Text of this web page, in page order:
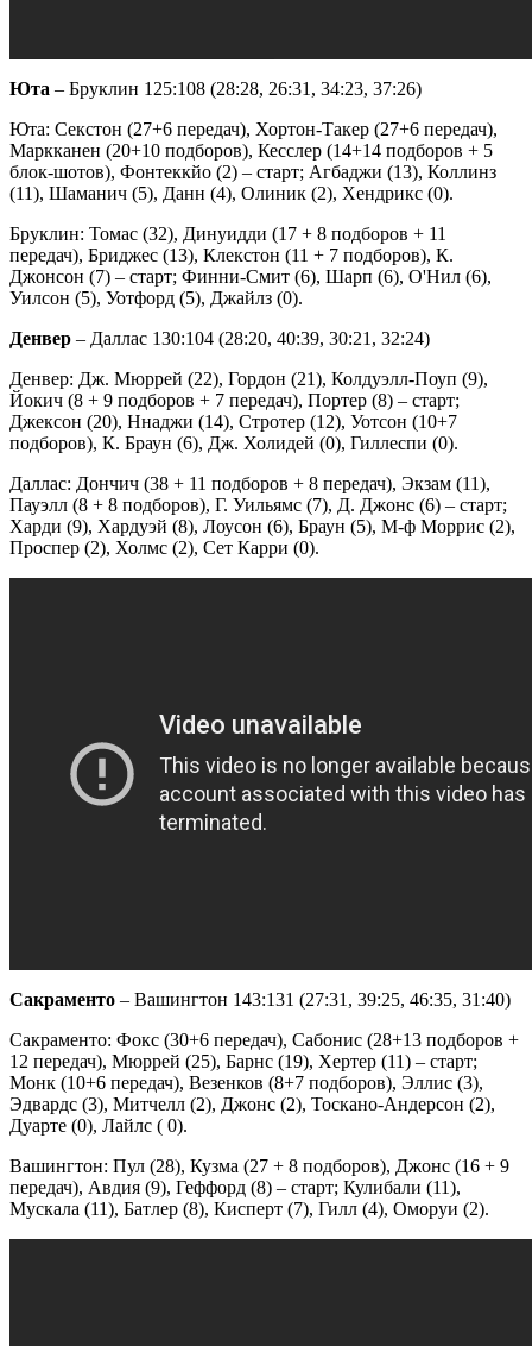
Юта – Бруклин 125:108 (28:28, 26:31, 34:23, 37:26)
Юта: Секстон (27+6 передач), Хортон-Такер (27+6 передач),
Маркканен (20+10 подборов), Кесслер (14+14 подборов + 5
блок-шотов), Фонтеккйо (2) – старт; Агбаджи (13), Коллинз
(11), Шаманич (5), Данн (4), Олиник (2), Хендрикс (0).
Бруклин: Томас (32), Динуидди (17 + 8 подборов + 11
передач), Бриджес (13), Клекстон (11 + 7 подборов), К.
Джонсон (7) – старт; Финни-Смит (6), Шарп (6), О'Нил (6),
Уилсон (5), Уотфорд (5), Джайлз (0).
Денвер – Даллас 130:104 (28:20, 40:39, 30:21, 32:24)
Денвер: Дж. Мюррей (22), Гордон (21), Колдуэлл-Поуп (9),
Йокич (8 + 9 подборов + 7 передач), Портер (8) – старт;
Джексон (20), Ннаджи (14), Стротер (12), Уотсон (10+7
подборов), К. Браун (6), Дж. Холидей (0), Гиллеспи (0).
Даллас: Дончич (38 + 11 подборов + 8 передач), Экзам (11),
Пауэлл (8 + 8 подборов), Г. Уильямс (7), Д. Джонс (6) – старт;
Харди (9), Хардуэй (8), Лоусон (6), Браун (5), М-ф Моррис (2),
Проспер (2), Холмс (2), Сет Карри (0).
Сакраменто – Вашингтон 143:131 (27:31, 39:25, 46:35, 31:40)
Сакраменто: Фокс (30+6 передач), Сабонис (28+13 подборов +
12 передач), Мюррей (25), Барнс (19), Хертер (11) – старт;
Монк (10+6 передач), Везенков (8+7 подборов), Эллис (3),
Эдвардс (3), Митчелл (2), Джонс (2), Тоскано-Андерсон (2),
Дуарте (0), Лайлс ( 0).
Вашингтон: Пул (28), Кузма (27 + 8 подборов), Джонс (16 + 9
передач), Авдия (9), Геффорд (8) – старт; Кулибали (11),
Мускала (11), Батлер (8), Кисперт (7), Гилл (4), Оморуи (2).